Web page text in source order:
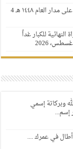
العام ١٤٤٨ هـ
4
للكبار غداً
وبركاتة إسمي
إسم...
في عمرك ....